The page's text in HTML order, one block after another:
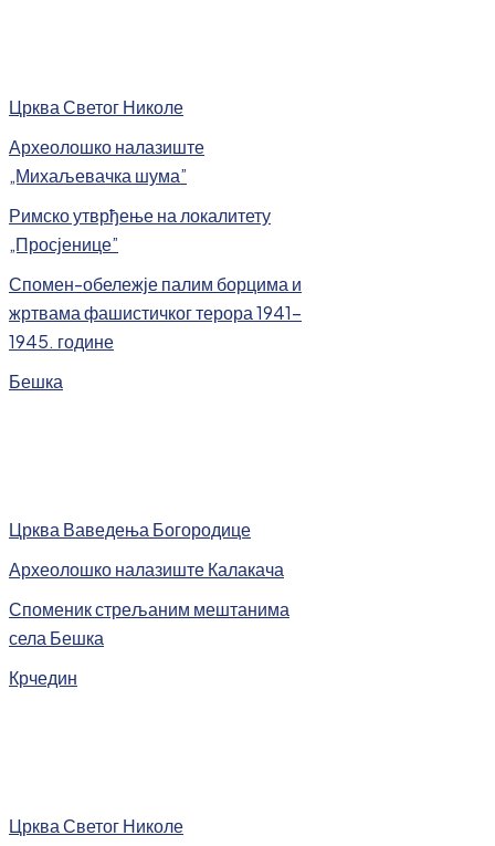
Црква Светог Николе
Археолошко налазиште
„Михаљевачка шума”
Римско утврђење на локалитету
„Просјенице”
Спомен-обележје палим борцима и
жртвама фашистичког терора 1941-
1945. године
Бешка
Црква Ваведења Богородице
Археолошко налазиште Калакача
Споменик стрељаним мештанима
села Бешка
Крчедин
Црква Светог Николе